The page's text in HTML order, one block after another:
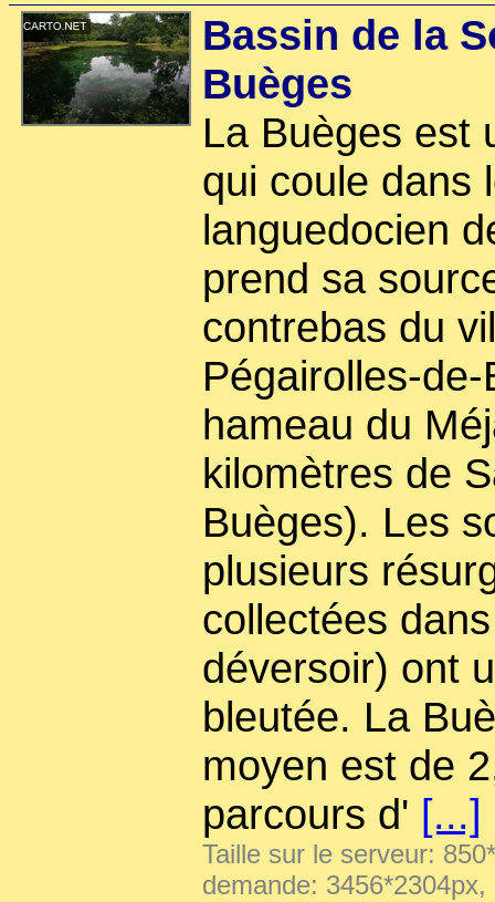
Bassin de la
Buèges
La Buèges est
qui coule dans
languedocien
prend sa
contrebas du
Pégairolles-
hameau du
kilomètres de
Buèges). Les
plusieurs
collectées
déversoir) ont
bleutée. La
moyen est de
parcours d' [...]
Taille sur le serveur:
demande: